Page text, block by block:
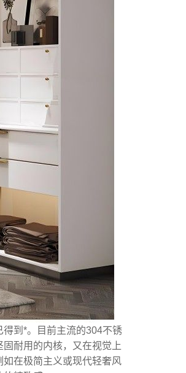
到*。目前主流的304不锈
耐用的内核，又在视觉上
在极简主义或现代轻奢风